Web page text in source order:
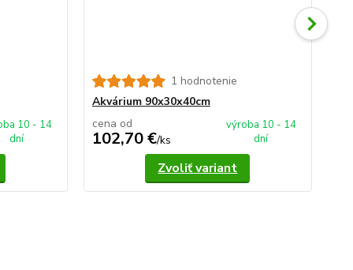
10 - 14
dní
1 hodnotenie
Akvárium 90x30x40cm
cena od
102,70 €/ks
výroba 10 - 14
dní
Zvoliť variant